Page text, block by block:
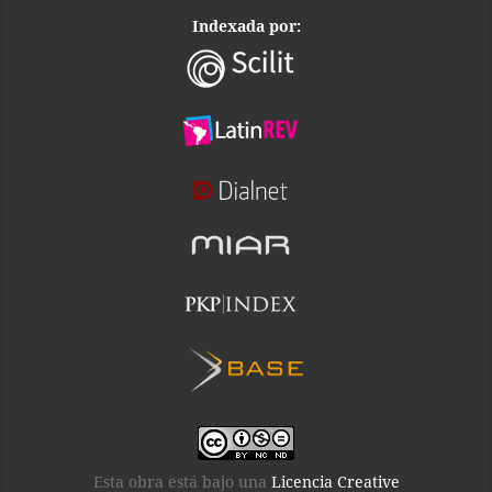
Indexada por:
Esta obra está bajo una Licencia Creative